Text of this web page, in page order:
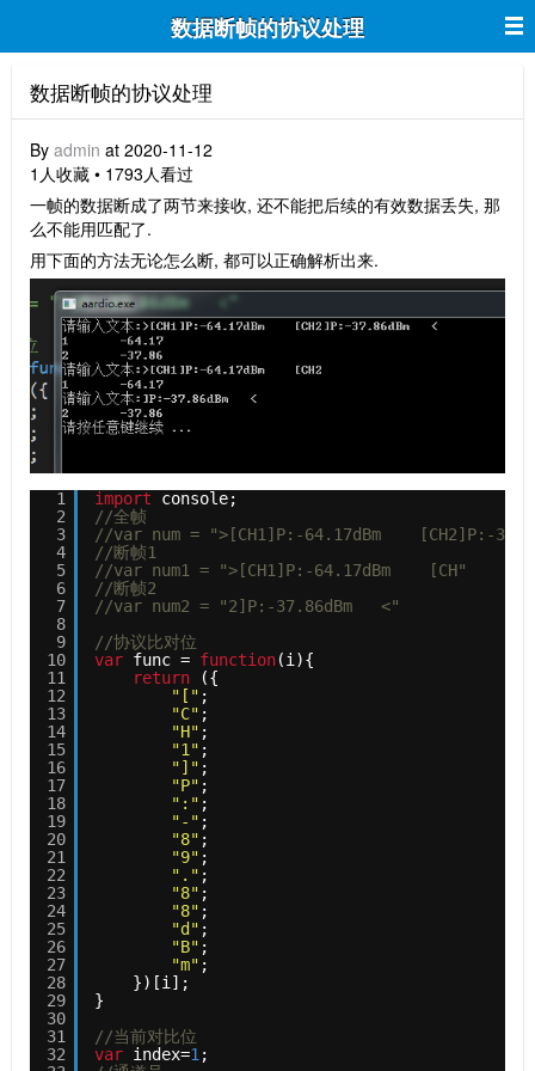
数据断帧的协议处理
数据断帧的协议处理
By admin at 2020-11-12
1人收藏 • 1793人看过
一帧的数据断成了两节来接收, 还不能把后续的有效数据丢失, 那
么不能用匹配了.
用下面的方法无论怎么断, 都可以正确解析出来.
1
2
3
4
5
6
7
8
9
10
11
12
13
14
15
16
17
18
19
20
21
22
23
24
25
26
27
28
29
30
31
32
import
console;
//全帧
//var num = ">[CH1]P:-64.17dBm    [CH2]P:-
//断帧1
//var num1 = ">[CH1]P:-64.17dBm    [CH"
//断帧2
//var num2 = "2]P:-37.86dBm   <"
//协议比对位
var func = function(i){
return
({
"[" ;
"C" ;
"H" ;
"1" ;
"]" ;
"P" ;
":" ;
"-" ;
"8" ;
"9" ;
"." ;
"8" ;
"8" ;
"d" ;
"B" ;
"m" ;
})[i];
}
//当前对比位
var index=1 ;